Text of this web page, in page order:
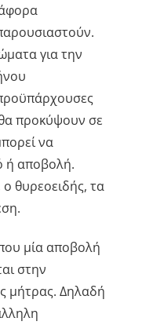
για την
προκύψουν σε
να
ή αποβολή.
ο θυρεοειδής, τα
μία αποβολή
στην
μήτρας. Δηλαδή